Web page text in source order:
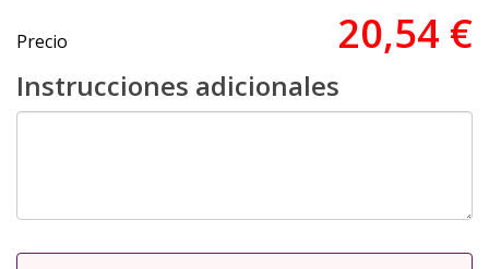
Precio 20,54 €
Instrucciones adicionales